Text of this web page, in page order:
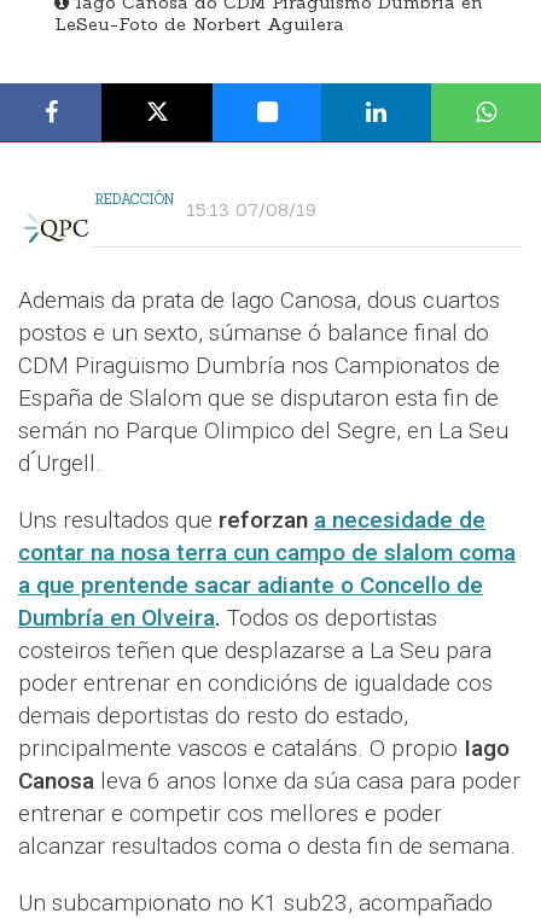
LeSeu-Foto de Norbert Aguilera
REDACCIÓN 15:13 07/08/19
Ademais da prata de Iago Canosa, dous cuartos
postos e un sexto, súmanse ó balance final do
CDM Piragüismo Dumbría nos Campionatos de
España de Slalom que se disputaron esta fin de
semán no Parque Olimpico del Segre, en La Seu
d ́Urgell.
Uns resultados que reforzan a necesidade de
contar na nosa terra cun campo de slalom coma
a que prentende sacar adiante o Concello de
Dumbría en Olveira. Todos os deportistas
costeiros teñen que desplazarse a La Seu para
poder entrenar en condicións de igualdade cos
demais deportistas do resto do estado,
principalmente vascos e cataláns. O propio Iago
Canosa leva 6 anos lonxe da súa casa para poder
entrenar e competir cos mellores e poder
alcanzar resultados coma o desta fin de semana.
Un subcampionato no K1 sub23, acompañado